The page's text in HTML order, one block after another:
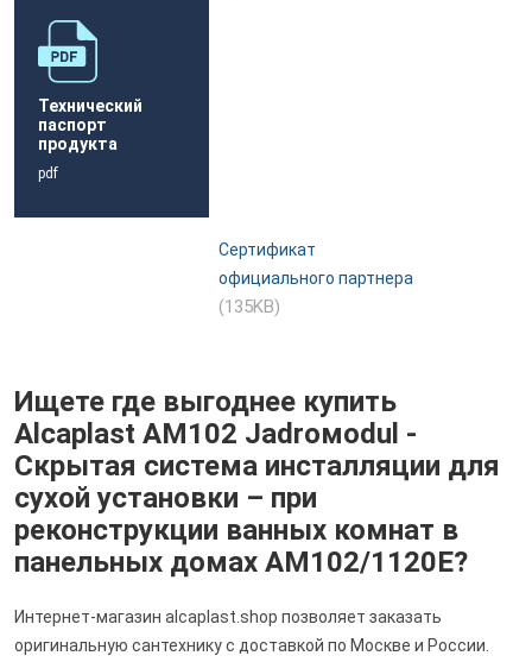
Технический
паспорт
продукта
pdf
Сертификат
официального партнера
(135KB)
Ищете где выгоднее купить
Alcaplast AM102 Jadroмodul -
Скрытая система инсталляции для
сухой установки – при
реконструкции ванных комнат в
панельных домах AM102/1120E?
Интернет-магазин alcaplast.shop позволяет заказать
оригинальную сантехнику с доставкой по Москве и России.